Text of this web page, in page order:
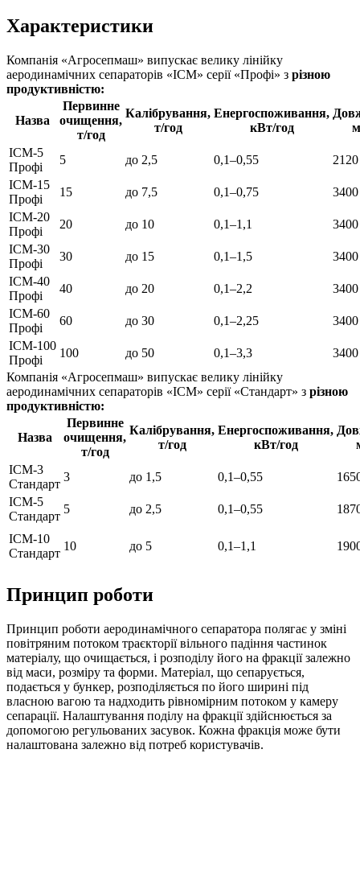
Характеристики
Компанія «Агросепмаш» випускає велику лінійку
аеродинамічних сепараторів «ІСМ» серії «Профі» з різною
продуктивністю:
Назва
Первинне
очищення,
т/год
Калібрування,
т/год
Енергоспоживання,
кВт/год
ІСМ-5
Профі
5 до 2,5 0,1–0,55
2120
ІСМ-15
Профі
15 до 7,5 0,1–0,75
3400
ІСМ-20
Профі
20 до 10 0,1–1,1
3400
ІСМ-30
Профі
30 до 15 0,1–1,5
3400
ІСМ-40
Профі
40 до 20 0,1–2,2
3400
ІСМ-60
Профі
60 до 30 0,1–2,25
3400
ІСМ-100
Профі
100 до 50 0,1–3,3
3400
Компанія «Агросепмаш» випускає велику лінійку
аеродинамічних сепараторів «ІСМ» серії «Стандарт» з різною
продуктивністю:
Назва
Первинне
очищення,
т/год
Калібрування,
т/год
Енергоспоживання,
кВт/год
Д
ІСМ-3
Стандарт
3 до 1,5 0,1–0,55
ІСМ-5
Стандарт
5 до 2,5 0,1–0,55
ІСМ-10
Стандарт
10 до 5 0,1–1,1
Принцип роботи
Принцип роботи аеродинамічного сепаратора полягає у зміні
повітряним потоком траєкторії вільного падіння частинок
матеріалу, що очищається, і розподілу його на фракції залежно
від маси, розміру та форми. Матеріал, що сепарується,
подається у бункер, розподіляється по його ширині під
власною вагою та надходить рівномірним потоком у камеру
сепарації. Налаштування поділу на фракції здійснюється за
допомогою регульованих засувок. Кожна фракція може бути
налаштована залежно від потреб користувачів.